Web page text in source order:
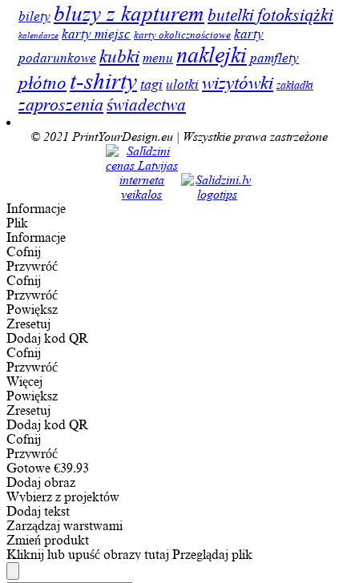
bilety bluzy z kapturem butelki fotoksiążki
kalendarze karty miejsc karty okolicznościowe karty
podarunkowe kubki menu naklejki pamflety
płótno t-shirty tagi ulotki wizytówki zakładki
zaproszeniaświadectwa
© 2021 PrintYourDesign.eu | Wszystkie prawa zastrzeżone
Informacje
Plik
Informacje
Cofnij
Przywróć
Cofnij
Przywróć
Powiększ
Zresetuj
Dodaj kod QR
Cofnij
Przywróć
Więcej
Powiększ
Zresetuj
Dodaj kod QR
Cofnij
Przywróć
Gotowe €39.93
Dodaj obraz
Wybierz z projektów
Dodaj tekst
Zarządzaj warstwami
Zmień produkt
Kliknij lub upuść obrazy tutaj Przeglądaj plik